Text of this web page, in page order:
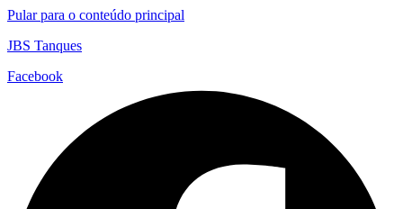
Pular para o conteúdo principal
JBS Tanques
Facebook